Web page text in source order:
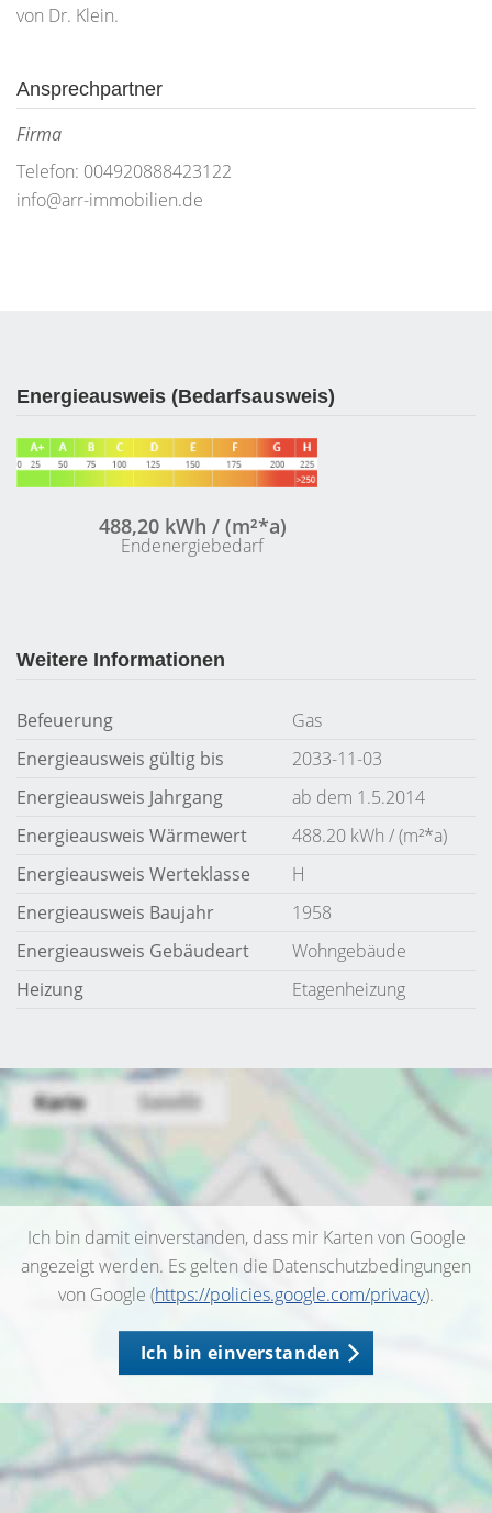
von Dr. Klein.
Ansprechpartner
Firma
Telefon: 004920888423122
info@arr-immobilien.de
Energieausweis (Bedarfsausweis)
488,20 kWh / (m²*a)
Endenergiebedarf
Weitere Informationen
Befeuerung
Gas
Energieausweis gültig bis
2033-11-03
Energieausweis Jahrgang
ab dem 1.5.2014
Energieausweis Wärmewert
488.20 kWh / (m²*a)
Energieausweis Werteklasse
H
Energieausweis Baujahr
1958
Energieausweis Gebäudeart
Wohngebäude
Heizung
Etagenheizung
Ich bin damit einverstanden, dass mir Karten von Google
angezeigt werden. Es gelten die Datenschutzbedingungen
von Google (https://policies.google.com/privacy).
Ich bin einverstanden